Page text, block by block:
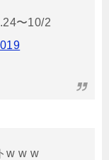
〜10/2
w w w